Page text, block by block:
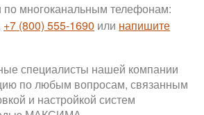
многоканальным телефонам:
+7 (800) 555-1690 или напишите
специалисты нашей компании
по любым вопросам, связанным
и настройкой систем